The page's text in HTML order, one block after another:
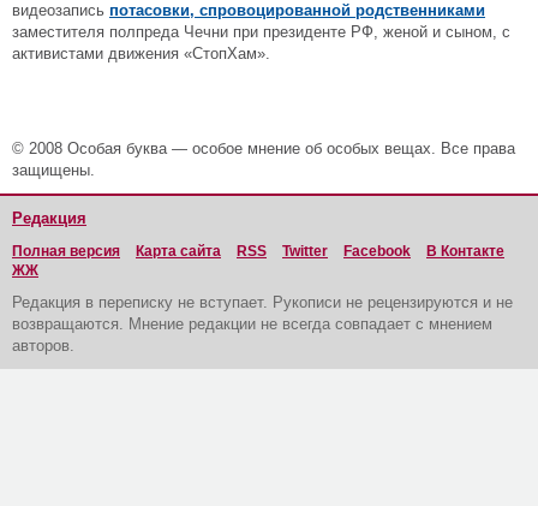
видеозапись потасовки, спровоцированной родственниками
заместителя полпреда Чечни при президенте РФ, женой и сыном, с
активистами движения «СтопХам».
© 2008 Особая буква — особое мнение об особых вещах. Все права
защищены.
Редакция
Полная версия Карта сайта RSS Twitter Facebook
В Контакте
ЖЖ
Редакция в переписку не вступает. Рукописи не рецензируются и не
возвращаются. Мнение редакции не всегда совпадает с мнением
авторов.